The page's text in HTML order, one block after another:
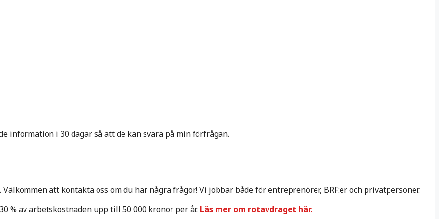
Jag samtycker till att denna webbplats lagrar min inlämnade information i 30 dagar så att de kan svara på min förfrågan.
att kontakta oss om du har några frågor! Vi jobbar både för entreprenörer, BRF:er och privatpersoner.
% av arbetskostnaden upp till 50 000 kronor per år. Läs mer om rotavdraget här.